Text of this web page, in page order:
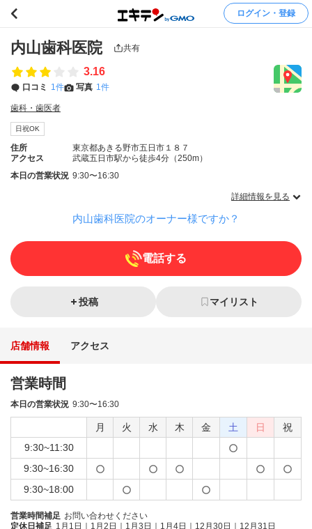
ログイン・登録
内山歯科医院 共有
3.16
口コミ 1件 写真 1件
歯科・歯医者
日祝OK
住所
東京都あきる野市五日市１８７
アクセス
武蔵五日市駅から徒歩4分（250m）
本日の営業状況 9:30〜16:30
詳細情報を見る
内山歯科医院のオーナー様ですか？
電話する
投稿 マイリスト
店舗情報 アクセス
営業時間
本日の営業状況 9:30〜16:30
月 火 水 木 金 土 日
祝
9:30~11:30
9:30~16:30
9:30~18:00
営業時間補足 お問い合わせください
定休日補足 1月1日｜1月2日｜1月3日｜1月4日｜12月30日｜12月31日